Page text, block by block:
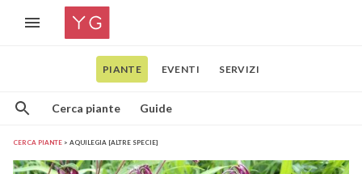
PIANTE EVENTI SERVIZI
Cerca piante Guide
CERCA PIANTE AQUILEGIA [ALTRE SPECIE]